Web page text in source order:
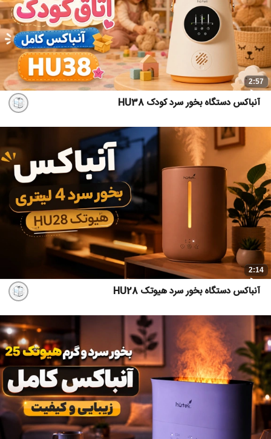
2:57
آنباکس دستگاه بخور سرد کودک HU38
2:14
آنباکس دستگاه بخور سرد هیوتک HU28